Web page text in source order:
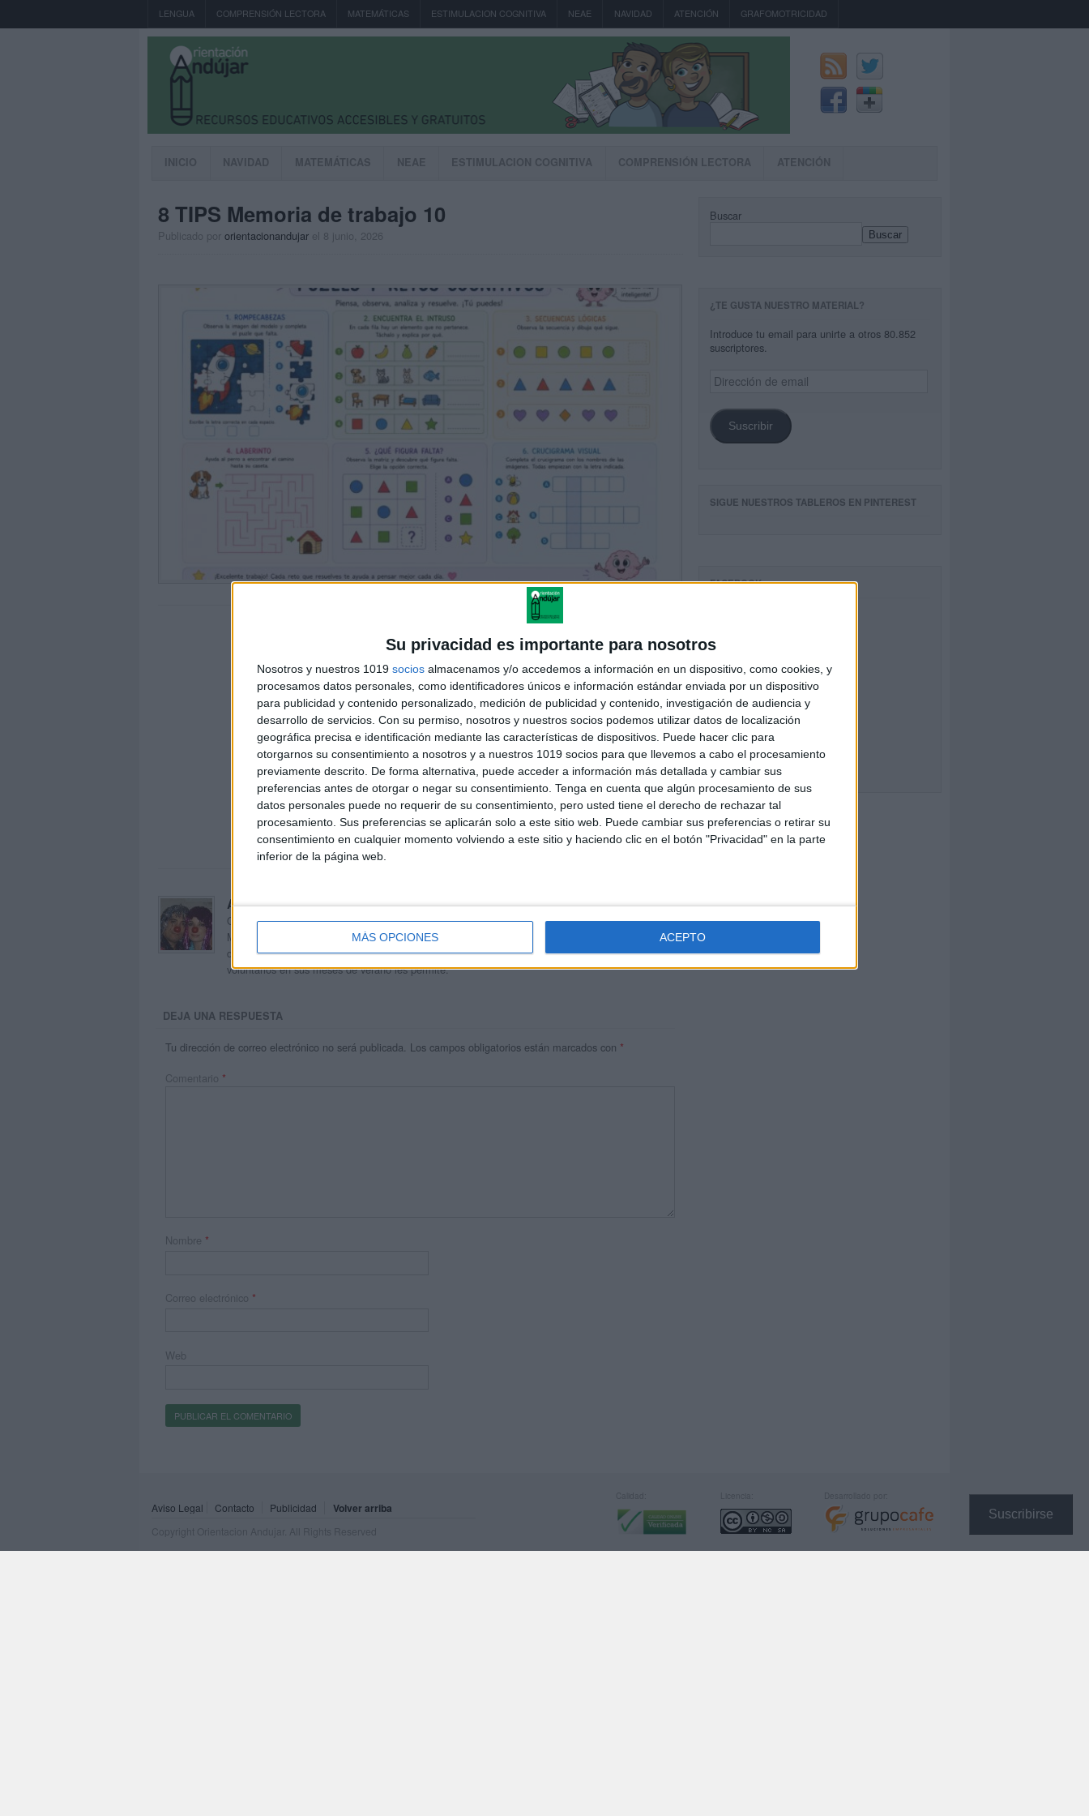
Su privacidad es importante para nosotros
Nosotros y nuestros 1019 socios almacenamos y/o accedemos a información en un dispositivo, como cookies, y
procesamos datos personales, como identificadores únicos e información estándar enviada por un dispositivo
para publicidad y contenido personalizado, medición de publicidad y contenido, investigación de audiencia y
desarrollo de servicios. Con su permiso, nosotros y nuestros socios podemos utilizar datos de localización
geográfica precisa e identificación mediante las características de dispositivos. Puede hacer clic para
otorgarnos su consentimiento a nosotros y a nuestros 1019 socios para que llevemos a cabo el procesamiento
previamente descrito. De forma alternativa, puede acceder a información más detallada y cambiar sus
preferencias antes de otorgar o negar su consentimiento. Tenga en cuenta que algún procesamiento de sus
datos personales puede no requerir de su consentimiento, pero usted tiene el derecho de rechazar tal
procesamiento. Sus preferencias se aplicarán solo a este sitio web. Puede cambiar sus preferencias o retirar su
consentimiento en cualquier momento volviendo a este sitio y haciendo clic en el botón "Privacidad" en la parte
inferior de la página web.
MÁS OPCIONES ACEPTO
Suscribirse
LENGUA COMPRENSIÓN LECTORA MATEMÁTICAS ESTIMULACION COGNITIVA NEAE NAVIDAD ATENCIÓN GRAFOMOTRICIDAD
INICIO NAVIDAD MATEMÁTICAS NEAE ESTIMULACION COGNITIVA COMPRENSIÓN LECTORA ATENCIÓN
8 TIPS Memoria de trabajo 10
Publicado por orientacionandujar el 8 junio, 2026
Acerca de orientacionandujar
Orientación Andújar no es solo un blog, es la apuesta personal de dos profesores Ginés y
Maribel, que además de ser pareja, son los encargados de los contenidos que encontramos
dentro del blog y en el cual, vuelcan la mayor parte del tiempo, que sus tareas como docentes, y
voluntarios en sus meses de verano les permite.
DEJA UNA RESPUESTA
Tu dirección de correo electrónico no será publicada. Los campos obligatorios están marcados con *
Comentario *
Nombre *
Correo electrónico *
Web
Buscar
Buscar
¿TE GUSTA NUESTRO MATERIAL?
Introduce tu email para unirte a otros 80.852
suscriptores.
Dirección
de
Suscribir
SIGUE NUESTROS TABLEROS EN PINTEREST
FACEBOOK
Aviso Legal Contacto Publicidad Volver arriba